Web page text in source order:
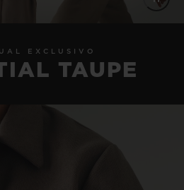
EXCLUSIVO
TAUPE